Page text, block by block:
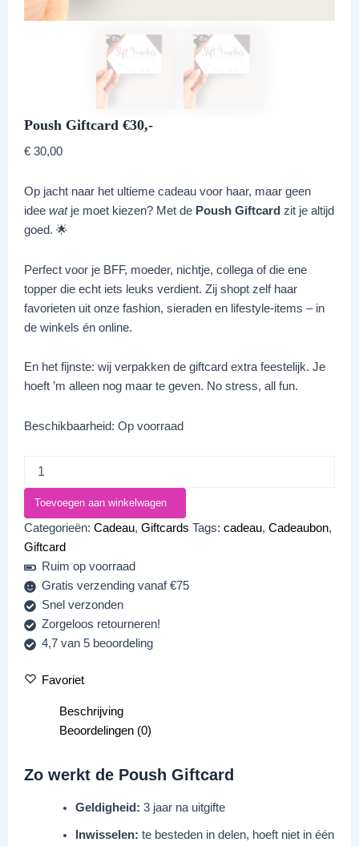
Poush Giftcard €30,-
€ 30,00
Op jacht naar het ultieme cadeau voor haar, maar geen
idee watje moet kiezen? Met de Poush Giftcard zit je altijd
goed. 🌟
Perfect voor je BFF, moeder, nichtje, collega of die ene
topper die echt iets leuks verdient. Zij shopt zelf haar
favorieten uit onze fashion, sieraden en lifestyle-items – in
de winkels én online.
En het fijnste: wij verpakken de giftcard extra feestelijk. Je
hoeft ’m alleen nog maar te geven. No stress, all fun.
Beschikbaarheid: Op voorraad
Toevoegen aan winkelwagen
Categorieën: Cadeau, Giftcards Tags: cadeau, Cadeaubon,
Giftcard
Ruim op voorraad
Gratis verzending vanaf €75
Snel verzonden
Zorgeloos retourneren!
4,7 van 5 beoordeling
Favoriet
Beschrijving
Beoordelingen (0)
Zo werkt de Poush Giftcard
Geldigheid: 3 jaar na uitgifte
Inwisselen: te besteden in delen, hoeft niet in één